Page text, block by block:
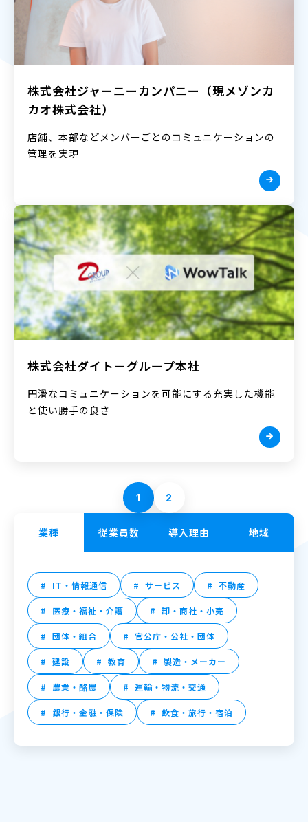
株式会社ジャーニーカンパニー（現メゾンカ
カオ株式会社）
店舗、本部などメンバーごとのコミュニケーションの
管理を実現
株式会社ダイトーグループ本社
円滑なコミュニケーションを可能にする充実した機能
と使い勝手の良さ
1 2
業種
IT・情報通信 サービス 不動産
医療・福祉・介護 卸・商社・小売
団体・組合 官公庁・公社・団体
建設 教育 製造・メーカー
農業・酪農 運輸・物流・交通
銀行・金融・保険 飲食・旅行・宿泊
従業員数 導入理由 地域